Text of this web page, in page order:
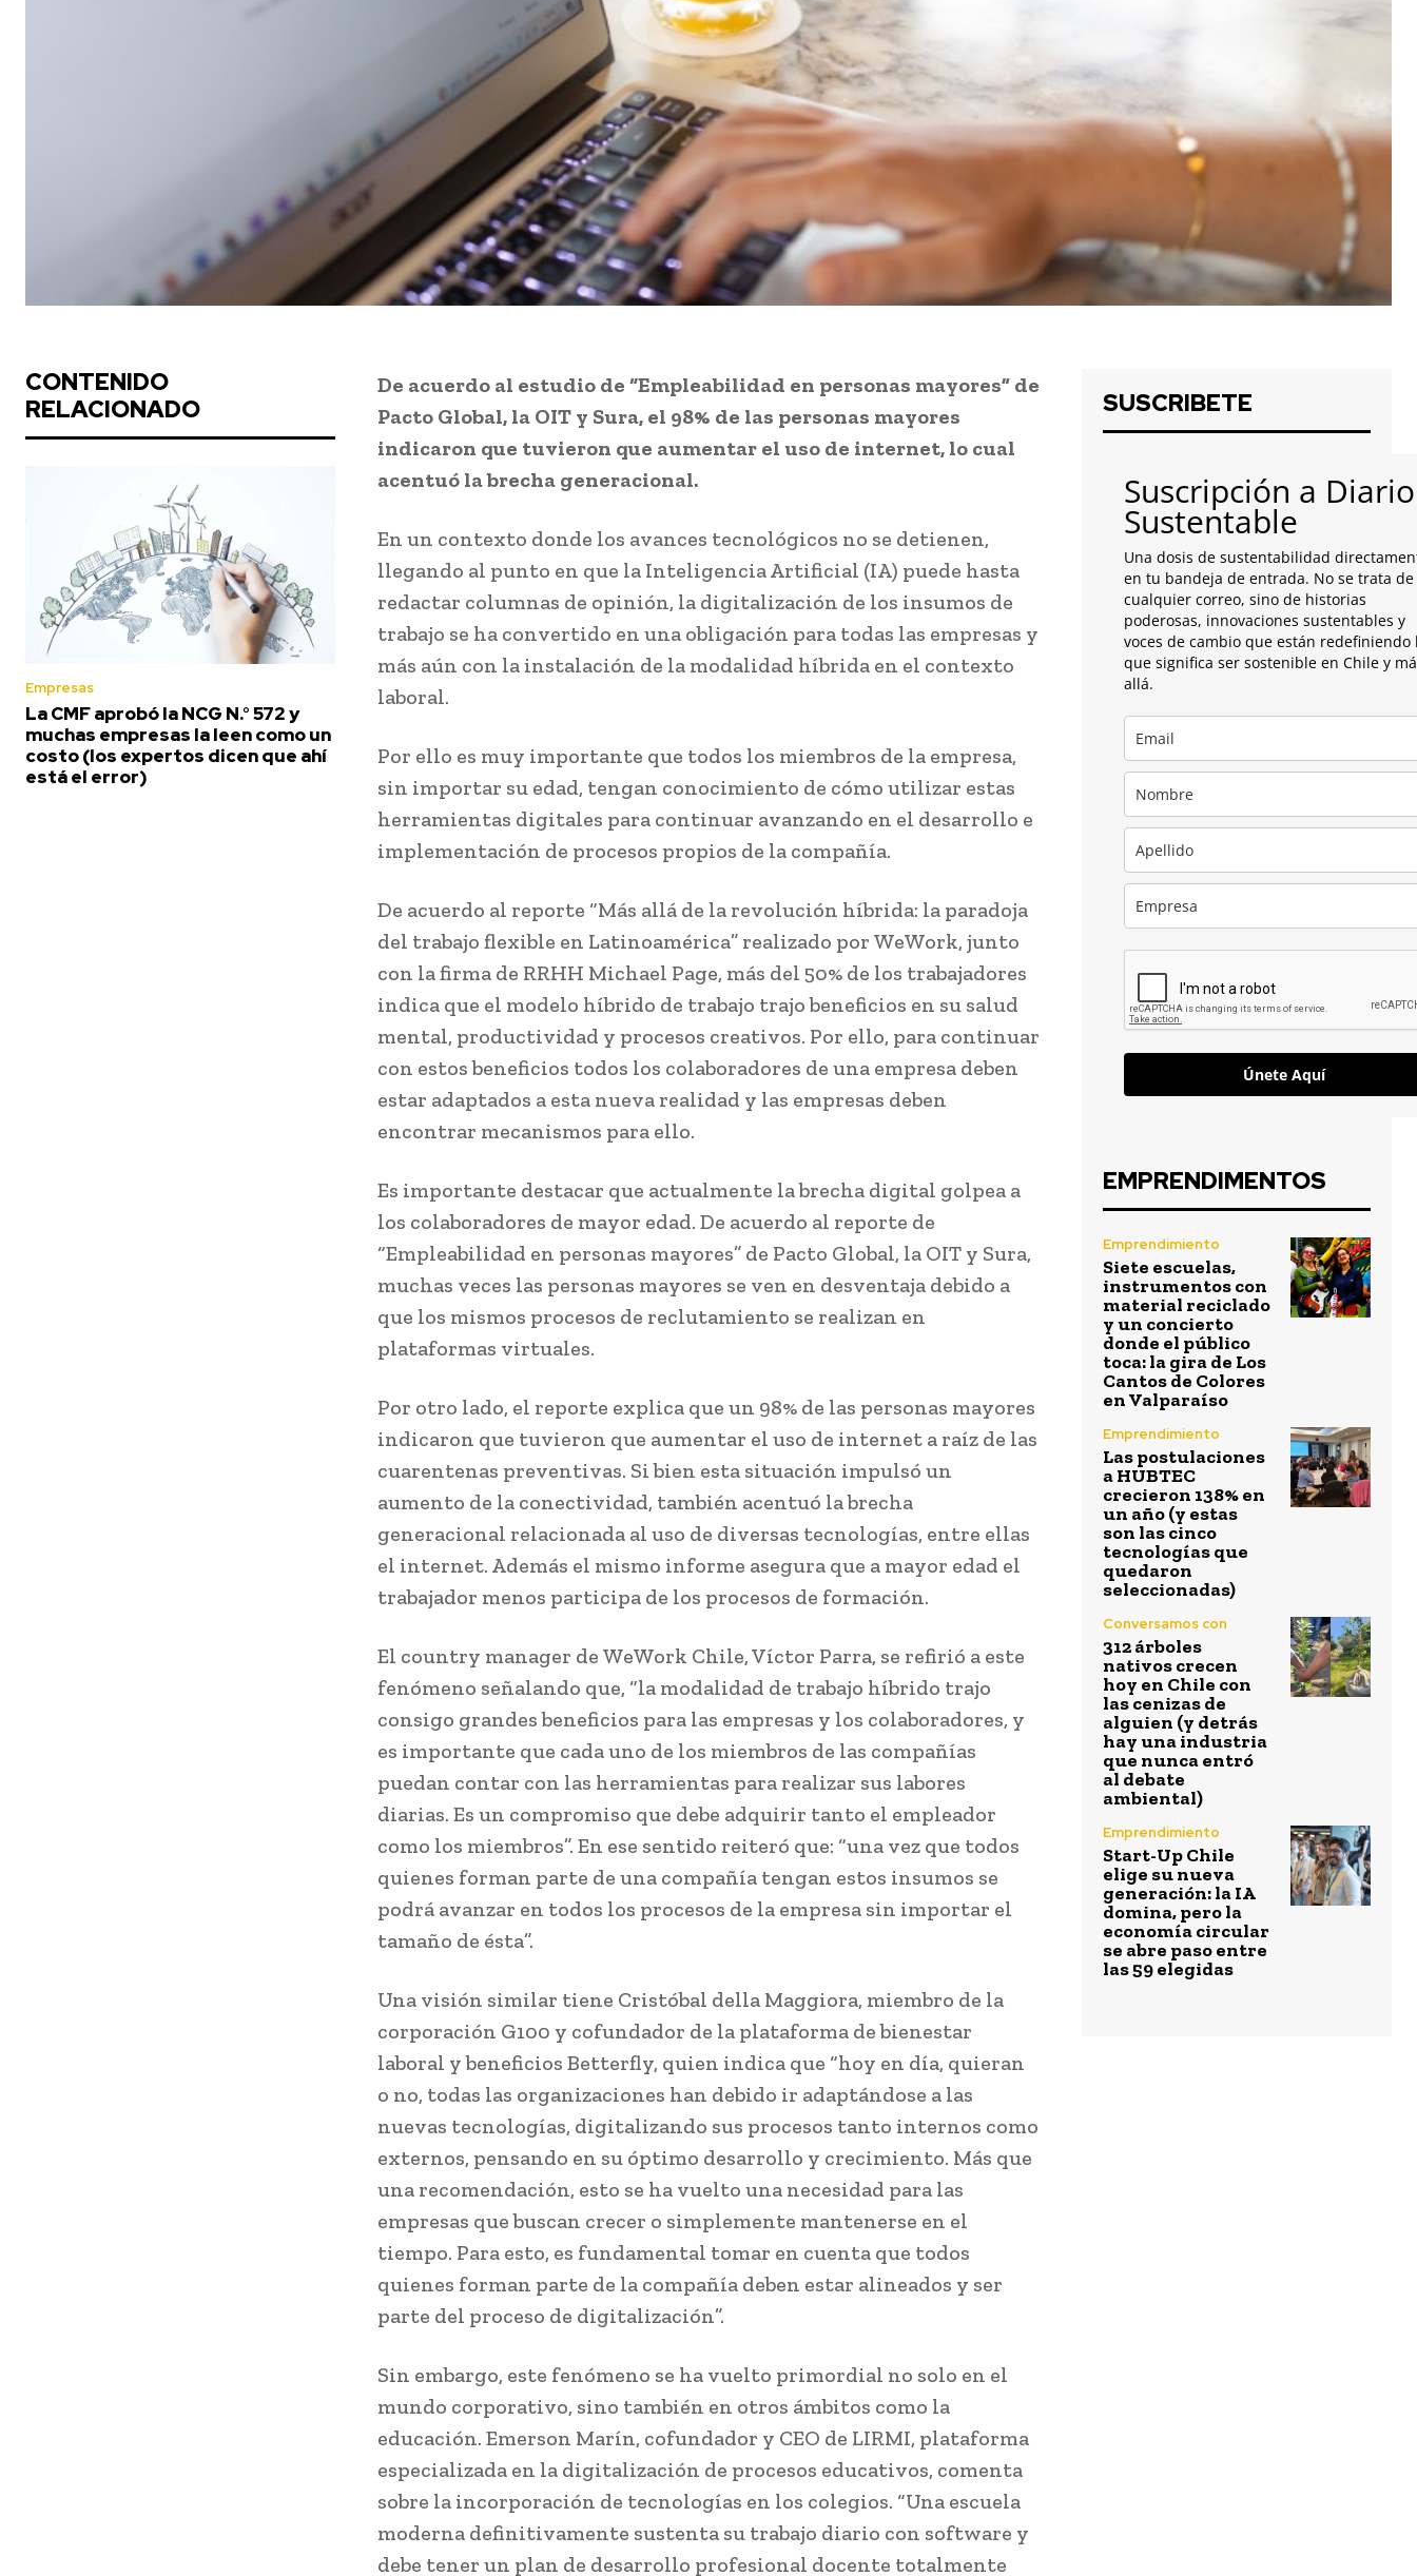
CONTENIDO
RELACIONADO
Empresas
La CMF aprobó la NCG N.° 572 y
muchas empresas la leen como un
costo (los expertos dicen que ahí
está el error)
De acuerdo al estudio de “Empleabilidad en personas mayores” de
Pacto Global, la OIT y Sura, el 98% de las personas mayores
indicaron que tuvieron que aumentar el uso de internet, lo cual
acentuó la brecha generacional.
En un contexto donde los avances tecnológicos no se detienen,
llegando al punto en que la Inteligencia Artificial (IA) puede hasta
redactar columnas de opinión, la digitalización de los insumos de
trabajo se ha convertido en una obligación para todas las empresas y
más aún con la instalación de la modalidad híbrida en el contexto
laboral.
Por ello es muy importante que todos los miembros de la empresa,
sin importar su edad, tengan conocimiento de cómo utilizar estas
herramientas digitales para continuar avanzando en el desarrollo e
implementación de procesos propios de la compañía.
De acuerdo al reporte “Más allá de la revolución híbrida: la paradoja
del trabajo flexible en Latinoamérica” realizado por WeWork, junto
con la firma de RRHH Michael Page, más del 50% de los trabajadores
indica que el modelo híbrido de trabajo trajo beneficios en su salud
mental, productividad y procesos creativos. Por ello, para continuar
con estos beneficios todos los colaboradores de una empresa deben
estar adaptados a esta nueva realidad y las empresas deben
encontrar mecanismos para ello.
Es importante destacar que actualmente la brecha digital golpea a
los colaboradores de mayor edad. De acuerdo al reporte de
“Empleabilidad en personas mayores” de Pacto Global, la OIT y Sura,
muchas veces las personas mayores se ven en desventaja debido a
que los mismos procesos de reclutamiento se realizan en
plataformas virtuales.
Por otro lado, el reporte explica que un 98% de las personas mayores
indicaron que tuvieron que aumentar el uso de internet a raíz de las
cuarentenas preventivas. Si bien esta situación impulsó un
aumento de la conectividad, también acentuó la brecha
generacional relacionada al uso de diversas tecnologías, entre ellas
el internet. Además el mismo informe asegura que a mayor edad el
trabajador menos participa de los procesos de formación.
El country manager de WeWork Chile, Víctor Parra, se refirió a este
fenómeno señalando que, “la modalidad de trabajo híbrido trajo
consigo grandes beneficios para las empresas y los colaboradores, y
es importante que cada uno de los miembros de las compañías
puedan contar con las herramientas para realizar sus labores
diarias. Es un compromiso que debe adquirir tanto el empleador
como los miembros”. En ese sentido reiteró que: “una vez que todos
quienes forman parte de una compañía tengan estos insumos se
podrá avanzar en todos los procesos de la empresa sin importar el
tamaño de ésta”.
Una visión similar tiene Cristóbal della Maggiora, miembro de la
corporación G100 y cofundador de la plataforma de bienestar
laboral y beneficios Betterfly, quien indica que “hoy en día, quieran
o no, todas las organizaciones han debido ir adaptándose a las
nuevas tecnologías, digitalizando sus procesos tanto internos como
externos, pensando en su óptimo desarrollo y crecimiento. Más que
una recomendación, esto se ha vuelto una necesidad para las
empresas que buscan crecer o simplemente mantenerse en el
tiempo. Para esto, es fundamental tomar en cuenta que todos
quienes forman parte de la compañía deben estar alineados y ser
parte del proceso de digitalización”.
Sin embargo, este fenómeno se ha vuelto primordial no solo en el
mundo corporativo, sino también en otros ámbitos como la
educación. Emerson Marín, cofundador y CEO de LIRMI, plataforma
especializada en la digitalización de procesos educativos, comenta
sobre la incorporación de tecnologías en los colegios. “Una escuela
moderna definitivamente sustenta su trabajo diario con software y
debe tener un plan de desarrollo profesional docente totalmente
SUSCRIBETE
Suscripción a Diario
Sustentable
Una dosis de sustentabilidad
en tu bandeja de entrada. No se trata de
cualquier correo, sino de historias
poderosas, innovaciones sustentables y
voces de cambio que están redefiniendo
que significa ser sostenible en Chile y
allá.
Únete Aquí
EMPRENDIMENTOS
Emprendimiento
Siete escuelas,
instrumentos con
material reciclado
y un concierto
donde el público
toca: la gira de Los
Cantos de Colores
en Valparaíso
Emprendimiento
Las postulaciones
a HUBTEC
crecieron 138% en
un año (y estas
son las cinco
tecnologías que
quedaron
seleccionadas)
Conversamos con
312 árboles
nativos crecen
hoy en Chile con
las cenizas de
alguien (y detrás
hay una industria
que nunca entró
al debate
ambiental)
Emprendimiento
Start-Up Chile
elige su nueva
generación: la IA
domina, pero la
economía circular
se abre paso entre
las 59 elegidas